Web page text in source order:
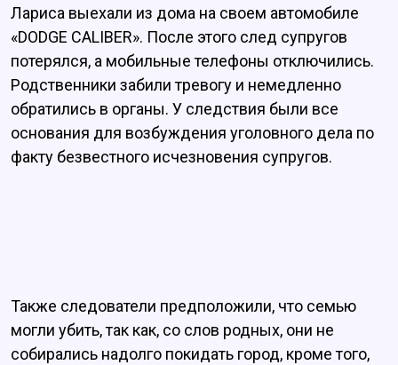
Лариса выехали из дома на своем автомобиле
«DОDGЕ САLIВЕR». После этого след супругов
потерялся, а мобильные телефоны отключились.
Родственники забили тревогу и немедленно
обратились в органы. У следствия были все
основания для возбуждения уголовного дела по
факту безвестного исчезновения супругов.
Также следователи предположили, что семью
могли убить, так как, со слов родных, они не
собирались надолго покидать город, кроме того,